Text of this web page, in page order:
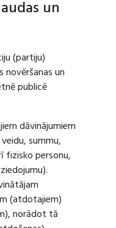
un
(partiju)
novēršanas un
publicē
dāvinājumiem
summu,
fizisko personu,
(atdotajiem)
norādot tā